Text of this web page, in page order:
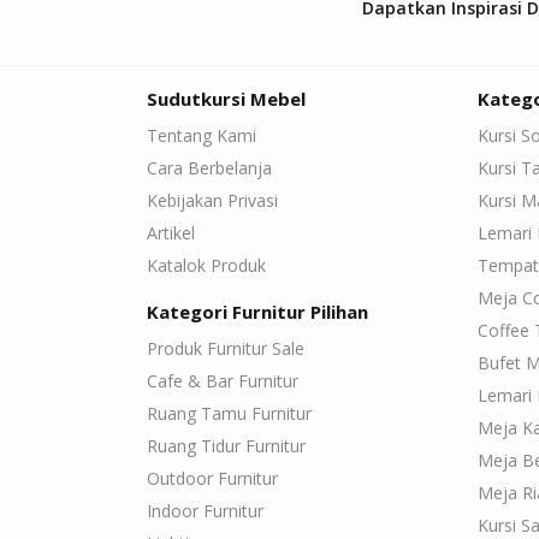
Dapatkan Inspirasi
Sudutkursi Mebel
Tentang Kami
Cara Berbelanja
Kebijakan Privasi
Artikel
Katalok Produk
Kategori Furnitur Pilihan
Produk Furnitur Sale
Cafe & Bar Furnitur
Ruang Tamu Furnitur
Ruang Tidur Furnitur
Outdoor Furnitur
Indoor Furnitur
Kursi
Kursi
Kursi
Lemari
Meja
Coffee
Bufet
Lemari
Meja
Meja
Meja
Kursi